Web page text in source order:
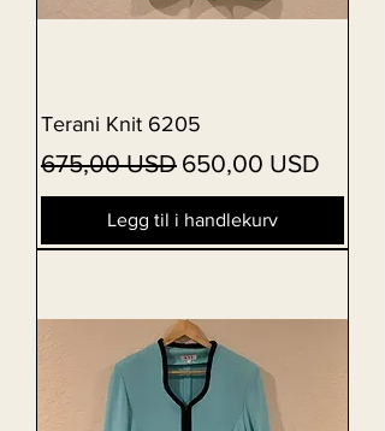
Terani Knit 6205
Vanlig pris
675,00 USD Salgspris
650,00 USD
Legg til i handlekurv